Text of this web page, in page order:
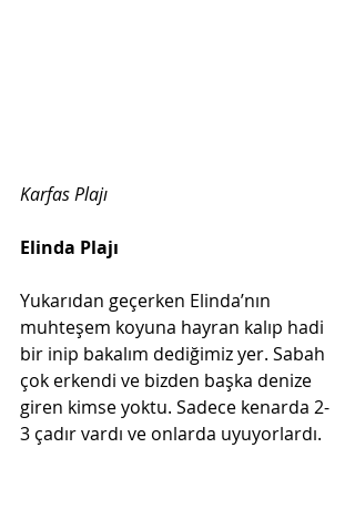
Karfas Plajı
Elinda Plajı
Yukarıdan geçerken Elinda’nın
muhteşem koyuna hayran kalıp hadi
bir inip bakalım dediğimiz yer. Sabah
çok erkendi ve bizden başka denize
giren kimse yoktu. Sadece kenarda 2-
3 çadır vardı ve onlarda uyuyorlardı.